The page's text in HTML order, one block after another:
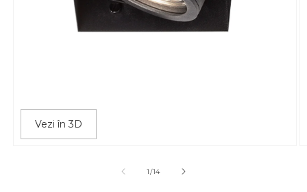
Vezi în 3D
1/din
14